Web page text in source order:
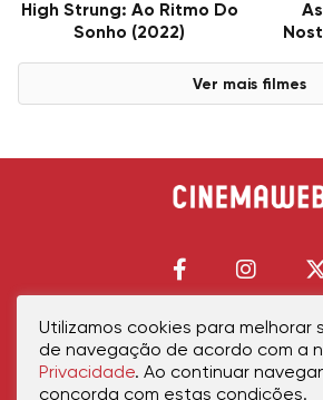
High Strung: Ao Ritmo Do
Sonho (2022)
Ver mais filmes
Início Política de PrivacidadePolítica de
Utilizamos cookies para melhorar
de navegação de acordo com a
Privacidade. Ao continuar
concorda com estas condições.